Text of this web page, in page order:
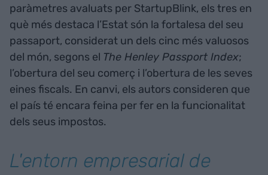
paràmetres avaluats per StartupBlink, els tres en
què més destaca l’Estat són la fortalesa del seu
passaport, considerat un dels cinc més valuosos
del món, segons el The Henley Passport Index;
l’obertura del seu comerç i l’obertura de les seves
eines fiscals. En canvi, els autors consideren que
el país té encara feina per fer en la funcionalitat
dels seus impostos.
L'entorn empresarial de